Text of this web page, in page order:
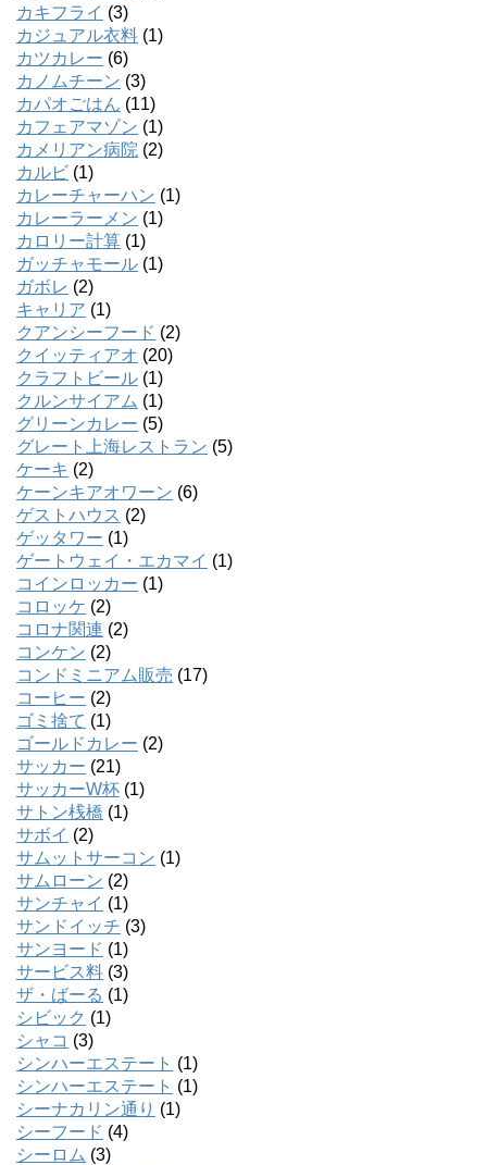
カキフライ (3)
カジュアル衣料 (1)
カツカレー (6)
カノムチーン (3)
カパオごはん (11)
カフェアマゾン (1)
カメリアン病院 (2)
カルビ (1)
カレーチャーハン (1)
カレーラーメン (1)
カロリー計算 (1)
ガッチャモール (1)
ガボレ (2)
キャリア (1)
クアンシーフード (2)
クイッティアオ (20)
クラフトビール (1)
クルンサイアム (1)
グリーンカレー (5)
グレート上海レストラン (5)
ケーキ (2)
ケーンキアオワーン (6)
ゲストハウス (2)
ゲッタワー (1)
ゲートウェイ・エカマイ (1)
コインロッカー (1)
コロッケ (2)
コロナ関連 (2)
コンケン (2)
コンドミニアム販売 (17)
コーヒー (2)
ゴミ捨て (1)
ゴールドカレー (2)
サッカー (21)
サッカーW杯 (1)
サトン桟橋 (1)
サボイ (2)
サムットサーコン (1)
サムローン (2)
サンチャイ (1)
サンドイッチ (3)
サンヨード (1)
サービス料 (3)
ザ・ばーる (1)
シビック (1)
シャコ (3)
シンハーエステート (1)
シンハーエステート (1)
シーナカリン通り (1)
シーフード (4)
シーロム (3)